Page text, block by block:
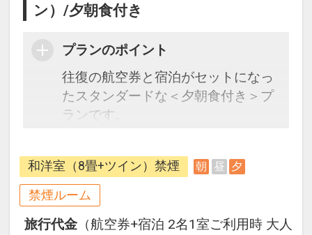
ン）/夕朝食付き
プランのポイント
往復の航空券と宿泊がセットになっ
たスタンダードな＜夕朝食付き＞プ
ランです。
できるダイナミックパッケージだか
ら、一都市滞在はもちろん周遊旅行
にも最適！
旅行期間中の1泊だけの宿泊や延
泊・飛び泊なども自由自在です。
和洋室（8畳+ツイン）禁煙 朝 昼 夕
禁煙ルーム
旅行代金 （航空券+宿泊 2名1室ご利用時 大人